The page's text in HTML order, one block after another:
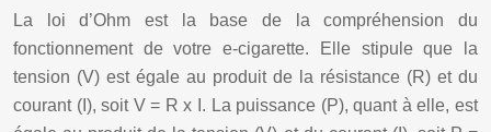
La loi d’Ohm est la base de la compréhension du
fonctionnement de votre e-cigarette. Elle stipule que la
tension (V) est égale au produit de la résistance (R) et du
courant (I), soit V = R x I. La puissance (P), quant à elle, est